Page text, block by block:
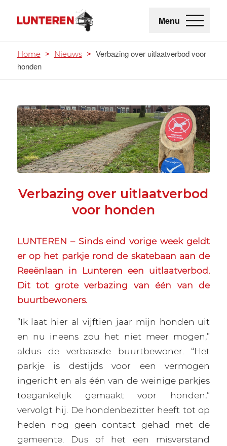
Menu
Home > Nieuws > Verbazing over uitlaatverbod voor
honden
Verbazing over uitlaatverbod
voor honden
LUNTEREN – Sinds eind vorige week geldt
er op het parkje rond de skatebaan aan de
Reeënlaan in Lunteren een uitlaatverbod.
Dit tot grote verbazing van één van de
buurtbewoners.
“Ik laat hier al vijftien jaar mijn honden uit
en nu ineens zou het niet meer mogen,”
aldus de verbaasde buurtbewoner. “Het
parkje is destijds voor een vermogen
ingericht en als één van de weinige parkjes
toegankelijk gemaakt voor honden,”
vervolgt hij. De hondenbezitter heeft tot op
heden nog geen contact gehad met de
gemeente. Dus of het een misverstand